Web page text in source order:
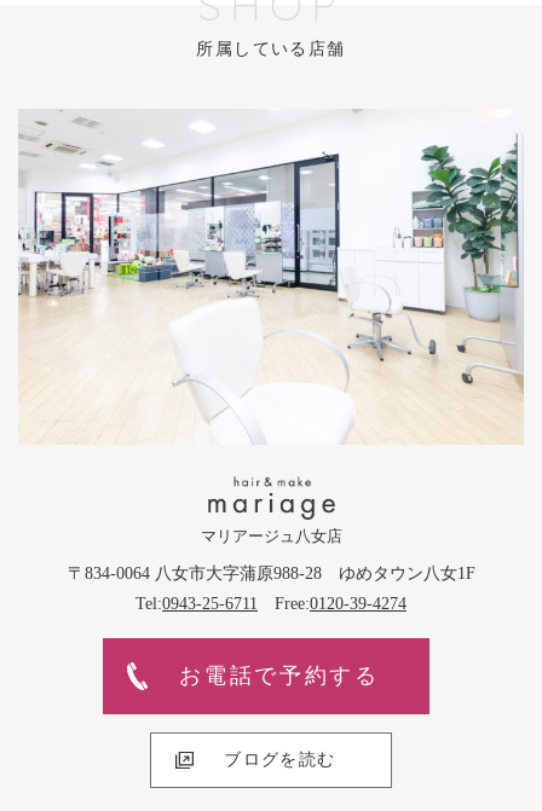
所属している店舗
マリアージュ八女店
〒834-0064 八女市大字蒲原988-28 ゆめタウン八女1F
Tel:0943-25-6711 Free:0120-39-4274
お電話で予約する
ブログを読む